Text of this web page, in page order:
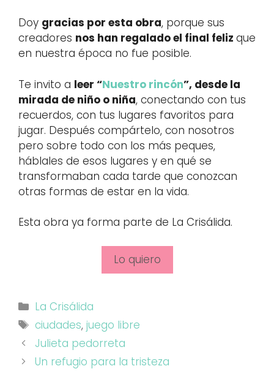
Doy gracias por esta obra, porque sus
creadores nos han regalado el final feliz que
en nuestra época no fue posible.
Te invito a leer “Nuestro rincón”, desde la
mirada de niño o niña, conectando con tus
recuerdos, con tus lugares favoritos para
jugar. Después compártelo, con nosotros
pero sobre todo con los más peques,
háblales de esos lugares y en qué se
transformaban cada tarde que conozcan
otras formas de estar en la vida.
Esta obra ya forma parte de La Crisálida.
Lo quiero
Categorías
La Crisálida
Etiquetas
ciudades,juego libre
Julieta pedorreta
Un refugio para la tristeza